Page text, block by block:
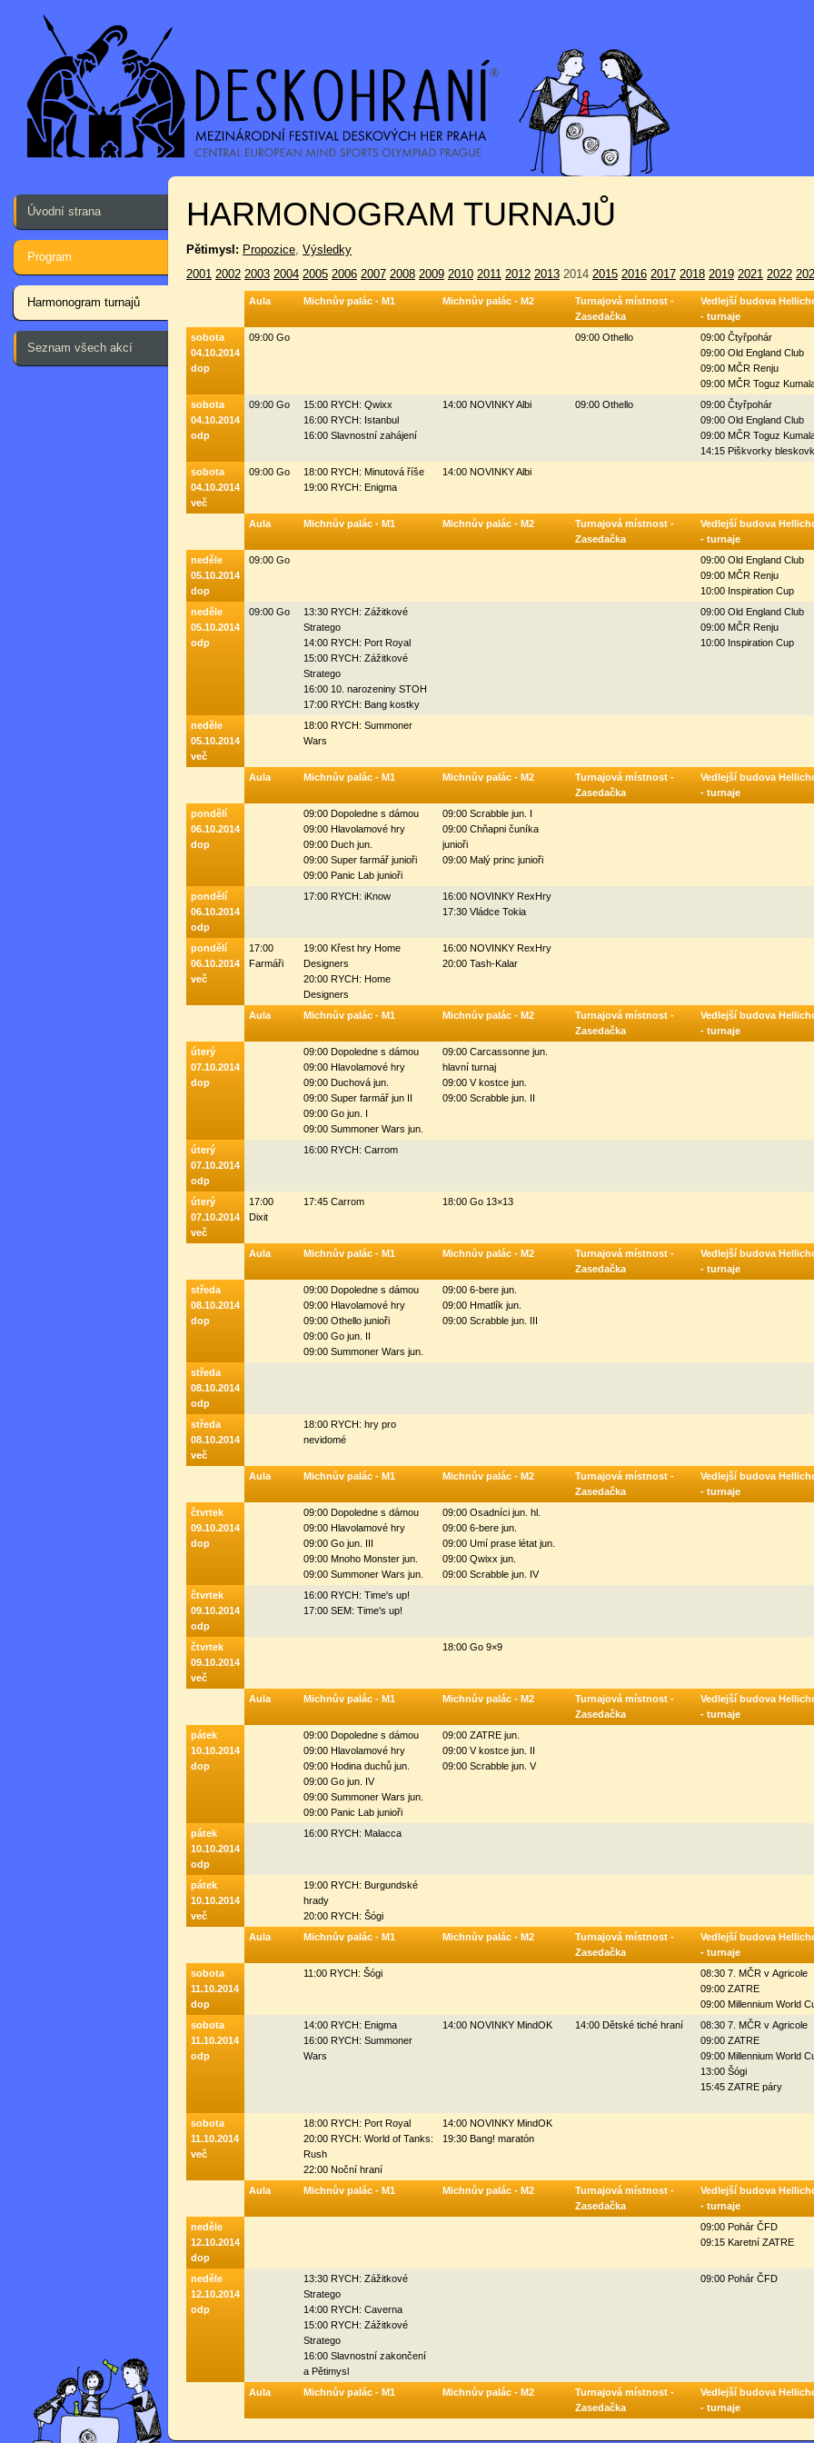
Úvodní strana
Program
Harmonogram turnajů
Seznam všech akcí
HARMONOGRAM TURNAJŮ
Pětimysl: Propozice, Výsledky
2001 2002 2003 2004 2005 2006 2007 2008 2009 2010 2011 2012 2013 2014 2015 2016 2017 2018 2019 2021 2022
Aula Michnův palác - M1 Michnův palác - M2
Turnajová místnost -
Zasedačka
Vedlejší budova
- turnaje
sobota
04.10.2014
dop
09:00 Go 09:00 Othello
09:00 Čtyřpohár
09:00 Old England Club
09:00 MČR Renju
09:00 MČR Toguz
sobota
04.10.2014
odp
09:00 Go
15:00 RYCH: Qwixx
16:00 RYCH: Istanbul
16:00 Slavnostní zahájení
14:00 NOVINKY Albi 09:00 Othello
09:00 Čtyřpohár
09:00 Old England Club
09:00 MČR Toguz
14:15 Piškvorky
sobota
04.10.2014
več
09:00 Go
18:00 RYCH: Minutová říše
19:00 RYCH: Enigma
14:00 NOVINKY Albi
Aula
Michnův palác - M1 Michnův palác - M2
Turnajová místnost -
Zasedačka
Vedlejší budova
- turnaje
neděle
05.10.2014
dop
09:00 Go
09:00 Old England Club
09:00 MČR Renju
10:00 Inspiration Cup
neděle
05.10.2014
odp
09:00 Go
13:30 RYCH: Zážitkové
Stratego
14:00 RYCH: Port Royal
15:00 RYCH: Zážitkové
Stratego
16:00 10. narozeniny STOH
17:00 RYCH: Bang kostky
09:00 Old England Club
09:00 MČR Renju
10:00 Inspiration Cup
neděle
05.10.2014
več
18:00 RYCH: Summoner
Wars
Aula
Michnův palác - M1 Michnův palác - M2
Turnajová místnost -
Zasedačka
Vedlejší budova
- turnaje
pondělí
06.10.2014
dop
09:00 Dopoledne s dámou
09:00 Hlavolamové hry
09:00 Duch jun.
09:00 Super farmář junioři
09:00 Panic Lab junioři
09:00 Scrabble jun. I
09:00 Chňapni čuníka
junioři
09:00 Malý princ junioři
pondělí
06.10.2014
odp
17:00 RYCH: iKnow
16:00 NOVINKY RexHry
17:30 Vládce Tokia
pondělí
06.10.2014
več
17:00
Farmáři
19:00 Křest hry Home
Designers
20:00 RYCH: Home
Designers
16:00 NOVINKY RexHry
20:00 Tash-Kalar
Aula Michnův palác - M1 Michnův palác - M2
Turnajová místnost -
Zasedačka
Vedlejší budova
- turnaje
úterý
07.10.2014
dop
09:00 Dopoledne s dámou
09:00 Hlavolamové hry
09:00 Duchová jun.
09:00 Super farmář jun II
09:00 Go jun. I
09:00 Summoner Wars jun.
09:00 Carcassonne jun.
hlavní turnaj
09:00 V kostce jun.
09:00 Scrabble jun. II
úterý
07.10.2014
odp
16:00 RYCH: Carrom
úterý
07.10.2014
več
17:00
Dixit
17:45 Carrom 18:00 Go 13×13
Aula
Michnův palác - M1 Michnův palác - M2
Turnajová místnost -
Zasedačka
Vedlejší budova
- turnaje
středa
08.10.2014
dop
09:00 Dopoledne s dámou
09:00 Hlavolamové hry
09:00 Othello junioři
09:00 Go jun. II
09:00 Summoner Wars jun.
09:00 6-bere jun.
09:00 Hmatlík jun.
09:00 Scrabble jun. III
středa
08.10.2014
odp
středa
08.10.2014
več
18:00 RYCH: hry pro
nevidomé
Aula
Michnův palác - M1 Michnův palác - M2
Turnajová místnost -
Zasedačka
Vedlejší budova
- turnaje
čtvrtek
09.10.2014
dop
09:00 Dopoledne s dámou
09:00 Hlavolamové hry
09:00 Go jun. III
09:00 Mnoho Monster jun.
09:00 Summoner Wars jun.
09:00 Osadníci jun. hl.
09:00 6-bere jun.
09:00 Umí prase létat jun.
09:00 Qwixx jun.
09:00 Scrabble jun. IV
čtvrtek
09.10.2014
odp
16:00 RYCH: Time's up!
17:00 SEM: Time's up!
čtvrtek
09.10.2014
več
18:00 Go 9×9
Aula
Michnův palác - M1 Michnův palác - M2
Turnajová místnost -
Zasedačka
Vedlejší budova
- turnaje
pátek
10.10.2014
dop
09:00 Dopoledne s dámou
09:00 Hlavolamové hry
09:00 Hodina duchů jun.
09:00 Go jun. IV
09:00 Summoner Wars jun.
09:00 Panic Lab junioři
09:00 ZATRE jun.
09:00 V kostce jun. II
09:00 Scrabble jun. V
pátek
10.10.2014
odp
16:00 RYCH: Malacca
pátek
10.10.2014
več
19:00 RYCH: Burgundské
hrady
20:00 RYCH: Šógi
Aula
Michnův palác - M1 Michnův palác - M2
Turnajová místnost -
Zasedačka
Vedlejší budova
- turnaje
sobota
11.10.2014
dop
11:00 RYCH: Šógi
08:30 7. MČR v Agricole
09:00 ZATRE
09:00 Millennium World
sobota
11.10.2014
odp
14:00 RYCH: Enigma
16:00 RYCH: Summoner
Wars
14:00 NOVINKY MindOK 14:00 Dětské tiché hraní
08:30 7. MČR v Agricole
09:00 ZATRE
09:00 Millennium World
13:00 Šógi
15:45 ZATRE páry
sobota
11.10.2014
več
18:00 RYCH: Port Royal
20:00 RYCH: World of Tanks:
Rush
22:00 Noční hraní
14:00 NOVINKY MindOK
19:30 Bang! maratón
Aula Michnův palác - M1 Michnův palác - M2
Turnajová místnost -
Zasedačka
Vedlejší budova
- turnaje
neděle
12.10.2014
dop
09:00 Pohár ČFD
09:15 Karetní ZATRE
neděle
12.10.2014
odp
13:30 RYCH: Zážitkové
Stratego
14:00 RYCH: Caverna
15:00 RYCH: Zážitkové
Stratego
16:00 Slavnostní zakončení
a Pětimysl
09:00 Pohár ČFD
Aula Michnův palác - M1 Michnův palác - M2
Turnajová místnost -
Zasedačka
Vedlejší budova
- turnaje